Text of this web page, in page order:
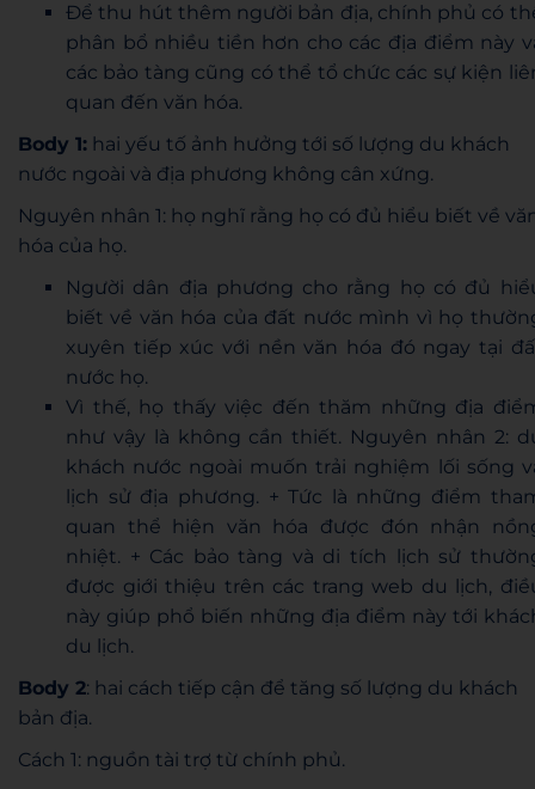
Để thu hút thêm người bản địa, chính phủ có
phân bổ nhiều tiền hơn cho các địa điểm này
các bảo tàng cũng có thể tổ chức các sự kiện
quan đến văn hóa.
Body 1: hai yếu tố ảnh hưởng tới số lượng du khách
nước ngoài và địa phương không cân xứng.
Nguyên nhân 1: họ nghĩ rằng họ có đủ hiểu biết về
hóa của họ.
Người dân địa phương cho rằng họ có đủ
biết về văn hóa của đất nước mình vì họ
xuyên tiếp xúc với nền văn hóa đó ngay tại
nước họ.
Vì thế, họ thấy việc đến thăm những địa
như vậy là không cần thiết. Nguyên nhân 2:
khách nước ngoài muốn trải nghiệm lối sống
lịch sử địa phương. + Tức là những điểm
quan thể hiện văn hóa được đón nhận
nhiệt. + Các bảo tàng và di tích lịch sử
được giới thiệu trên các trang web du lịch,
này giúp phổ biến những địa điểm này tới
du lịch.
Body 2: hai cách tiếp cận để tăng số lượng du khách
bản địa.
Cách 1: nguồn tài trợ từ chính phủ.